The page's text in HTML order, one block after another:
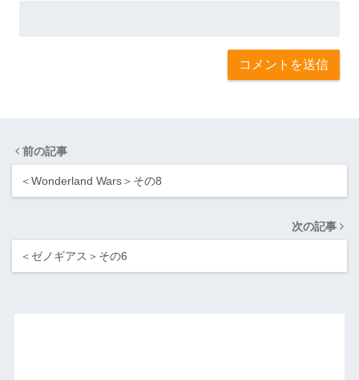
前の記事
＜Wonderland Wars＞その8
次の記事
＜ゼノギアス＞その6